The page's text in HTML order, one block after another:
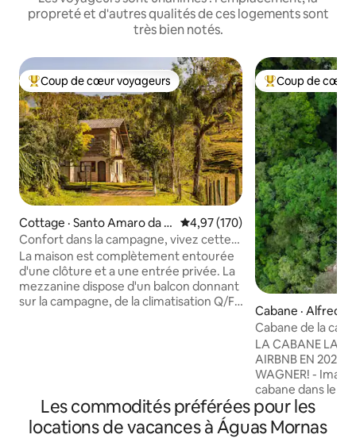
propreté et d'autres qualités de ces logements sont
très bien notés.
Coup de cœur voyageurs parmi les plus aimés
Coup de cœur voyageurs
Cottage · Santo Amaro da I
mperatriz
Note moyenne de 4,97 sur 5,
4,97 (170)
Confort dans la campagne, vivez cette
expérience !!
La maison est complètement entourée
d'une clôture et a une entrée privée. La
mezzanine dispose d'un balcon donnant
sur la campagne, de la climatisation Q/F,
cuisine est grande et complète. Nous
produisons des pitayas sur la propriété,
alors n'oubliez pas de profiter des fruits
Coup de cœur
Coup de cœur
Cabane · Alfredo
Cabane de la
12xSuperHost
LA CABANE LA
AIRBNB EN 2024/
WAGNER! -
cabane dans le
point de vue avec
soldats Sebold
cadeau unique au Brésil! -
Les commodités préférées pour les
locations de vacances à Águas Mornas